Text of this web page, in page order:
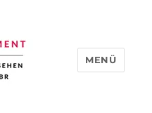
MENÜ